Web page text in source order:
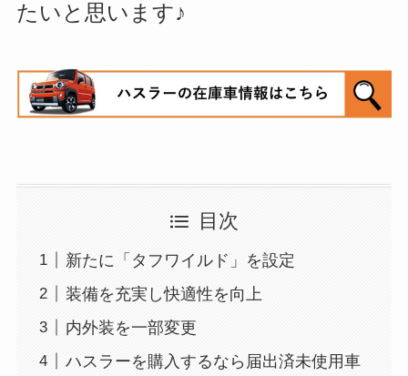
たいと思います♪
目次
新たに「タフワイルド」を設定
装備を充実し快適性を向上
内外装を一部変更
ハスラーを購入するなら届出済未使用車